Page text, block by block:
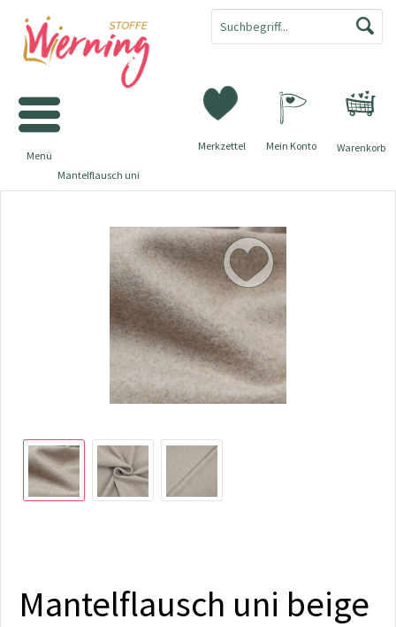
Warenkorb
Merkzettel Mein Konto
Menü
Mantelflausch uni
Mantelflausch uni beige